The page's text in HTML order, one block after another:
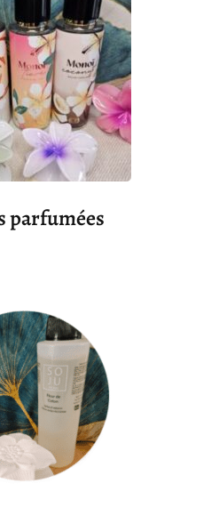
parfumées